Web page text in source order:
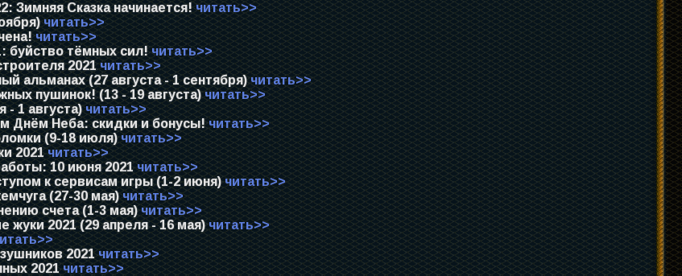
Зимняя Сказка начинается! читать>>
читать>>
читать>>
буйство тёмных сил! читать>>
2021 читать>>
альманах (27 августа - 1 сентября) читать>>
пушинок! (13 - 19 августа) читать>>
- 1 августа) читать>>
Днём Неба: скидки и бонусы! читать>>
(9-18 июля) читать>>
2021 читать>>
10 июня 2021 читать>>
к сервисам игры (1-2 июня) читать>>
(27-30 мая) читать>>
счета (1-3 мая) читать>>
жуки 2021 (29 апреля - 16 мая) читать>>
2021 читать>>
2021 читать>>